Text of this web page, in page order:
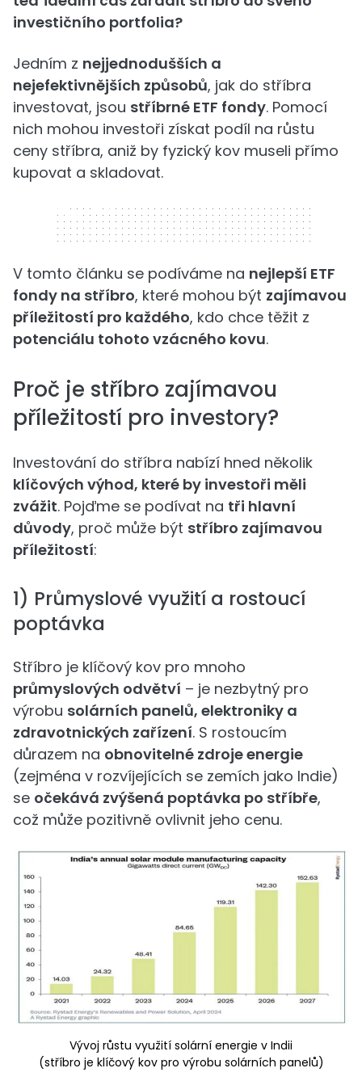
investičního portfolia?
Jedním z nejjednodušších a
nejefektivnějších způsobů, jak do stříbra
investovat, jsou stříbrné ETF fondy. Pomocí
nich mohou investoři získat podíl na růstu
ceny stříbra, aniž by fyzický kov museli přímo
kupovat a skladovat.
320 x 50
V tomto článku se podíváme na nejlepší ETF
fondy na stříbro, které mohou být zajímavou
příležitostí pro každého, kdo chce těžit z
potenciálu tohoto vzácného kovu.
Proč je stříbro zajímavou
příležitostí pro investory?
Investování do stříbra nabízí hned několik
klíčových výhod, které by investoři měli
zvážit. Pojďme se podívat na tři hlavní
důvody, proč může být stříbro zajímavou
příležitostí:
1) Průmyslové využití a rostoucí
poptávka
Stříbro je klíčový kov pro mnoho
průmyslových odvětví – je nezbytný pro
výrobu solárních panelů, elektroniky a
zdravotnických zařízení. S rostoucím
důrazem na obnovitelné zdroje energie
(zejména v rozvíjejících se zemích jako Indie)
se očekává zvýšená poptávka po stříbře,
což může pozitivně ovlivnit jeho cenu.
Vývoj růstu využití solární energie v Indii
(stříbro je klíčový kov pro výrobu solárních panelů)